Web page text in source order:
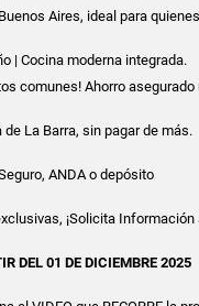
Aires, ideal para
| Cocina moderna integrada.
comunes! Ahorro
La Barra, sin pagar de más.
ANDA o depósito
¡Solicita Información
DEL 01 DE DICIEMBRE 2025